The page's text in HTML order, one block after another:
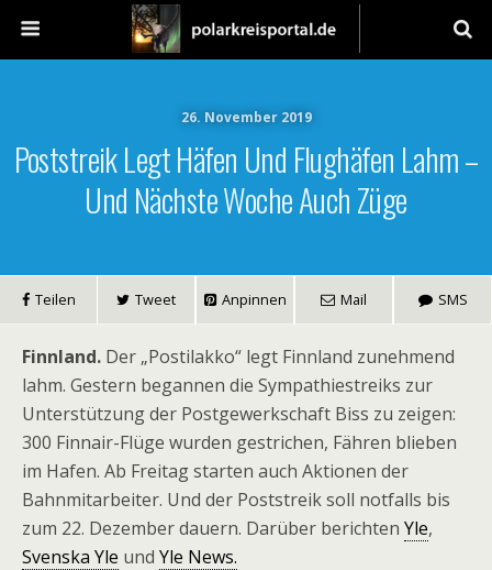
26. November 2019
Poststreik Legt Häfen Und Flughäfen Lahm –
Und Nächste Woche Auch Züge
Teilen Tweet Anpinnen Mail SMS
Finnland. Der „Postilakko“ legt Finnland zunehmend
lahm. Gestern begannen die Sympathiestreiks zur
Unterstützung der Postgewerkschaft Biss zu zeigen:
300 Finnair-Flüge wurden gestrichen, Fähren blieben
im Hafen. Ab Freitag starten auch Aktionen der
Bahnmitarbeiter. Und der Poststreik soll notfalls bis
zum 22. Dezember dauern. Darüber berichten Yle,
Svenska Yle und Yle News.